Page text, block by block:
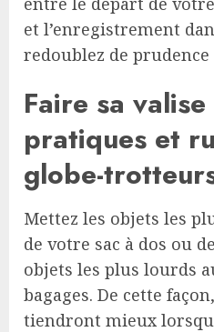
et l’enregistrement
redoublez de
Faire sa
pratiques et
globe-
Mettez les objets les
de votre sac à dos ou
objets les plus lourds
bagages. De cette
tiendront mieux